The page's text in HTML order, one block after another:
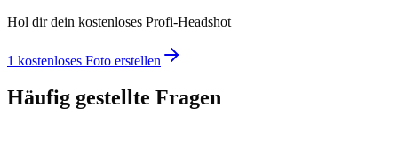
Hol dir dein kostenloses Profi-Headshot
1 kostenloses Foto erstellen
Häufig gestellte Fragen